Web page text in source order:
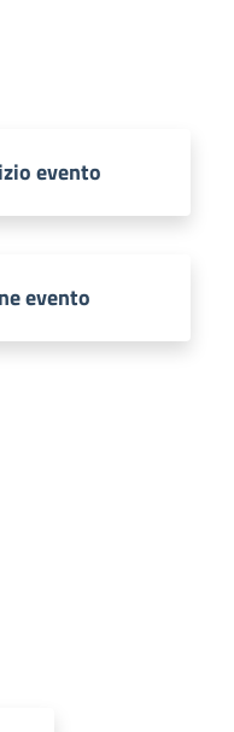
evento
evento